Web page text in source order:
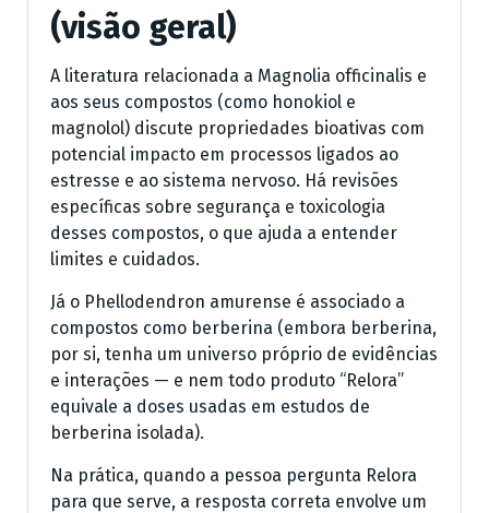
(visão geral)
A literatura relacionada a Magnolia officinalis e
aos seus compostos (como honokiol e
magnolol) discute propriedades bioativas com
potencial impacto em processos ligados ao
estresse e ao sistema nervoso. Há revisões
específicas sobre segurança e toxicologia
desses compostos, o que ajuda a entender
limites e cuidados.
Já o Phellodendron amurense é associado a
compostos como berberina (embora berberina,
por si, tenha um universo próprio de evidências
e interações — e nem todo produto “Relora”
equivale a doses usadas em estudos de
berberina isolada).
Na prática, quando a pessoa pergunta Relora
para que serve, a resposta correta envolve um